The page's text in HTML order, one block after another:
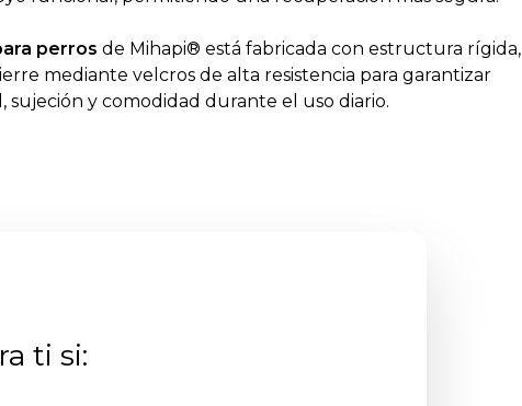
perros de Mihapi® está fabricada con estructura rígida,
mediante velcros de alta resistencia para garantizar
sujeción y comodidad durante el uso diario.
ti si: